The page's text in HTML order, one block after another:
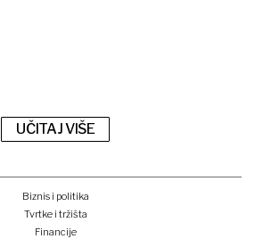
UČITAJ VIŠE
Biznis i politika
Tvrtke i tržišta
Financije